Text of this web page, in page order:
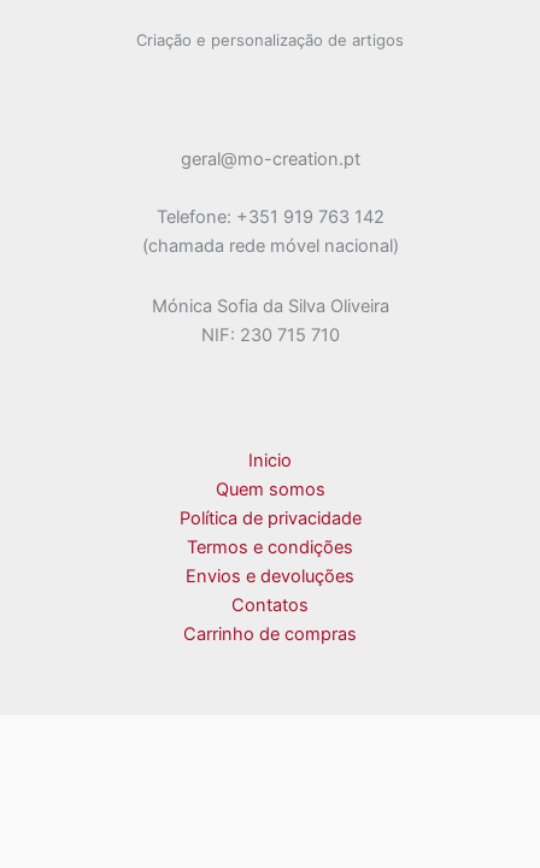
Criação e personalização de artigos
geral@mo-creation.pt
Telefone: +351 919 763 142
(chamada rede móvel nacional)
Mónica Sofia da Silva Oliveira
NIF: 230 715 710
Inicio
Quem somos
Política de privacidade
Termos e condições
Envios e devoluções
Contatos
Carrinho de compras